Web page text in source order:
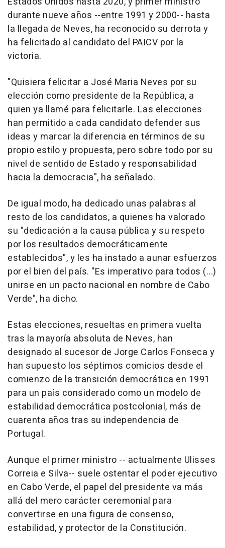
durante nueve años --entre 1991 y 2000-- hasta
la llegada de Neves, ha reconocido su derrota y
ha felicitado al candidato del PAICV por la
victoria.
"Quisiera felicitar a José Maria Neves por su
elección como presidente de la República, a
quien ya llamé para felicitarle. Las elecciones
han permitido a cada candidato defender sus
ideas y marcar la diferencia en términos de su
propio estilo y propuesta, pero sobre todo por su
nivel de sentido de Estado y responsabilidad
hacia la democracia", ha señalado.
De igual modo, ha dedicado unas palabras al
resto de los candidatos, a quienes ha valorado
su "dedicación a la causa pública y su respeto
por los resultados democráticamente
establecidos", y les ha instado a aunar esfuerzos
por el bien del país. "Es imperativo para todos (...)
unirse en un pacto nacional en nombre de Cabo
Verde", ha dicho.
Estas elecciones, resueltas en primera vuelta
tras la mayoría absoluta de Neves, han
designado al sucesor de Jorge Carlos Fonseca y
han supuesto los séptimos comicios desde el
comienzo de la transición democrática en 1991
para un país considerado como un modelo de
estabilidad democrática postcolonial, más de
cuarenta años tras su independencia de
Portugal.
Aunque el primer ministro -- actualmente Ulisses
Correia e Silva-- suele ostentar el poder ejecutivo
en Cabo Verde, el papel del presidente va más
allá del mero carácter ceremonial para
convertirse en una figura de consenso,
estabilidad, y protector de la Constitución.